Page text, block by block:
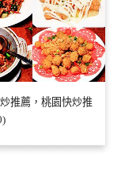
推薦，桃園快炒推